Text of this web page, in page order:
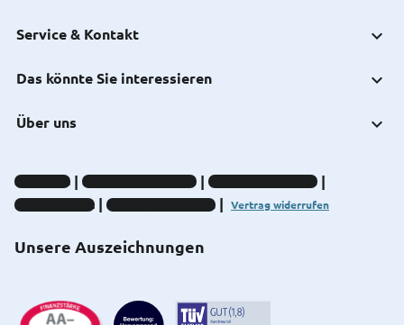
Service & Kontakt
Das könnte Sie interessieren
Über uns
Unsere Auszeichnungen
Impressum Datenschutz-Hinweise
Compliance-Hinweise
Barrierefreiheit
Cookie-Einstellungen Vertrag widerrufen